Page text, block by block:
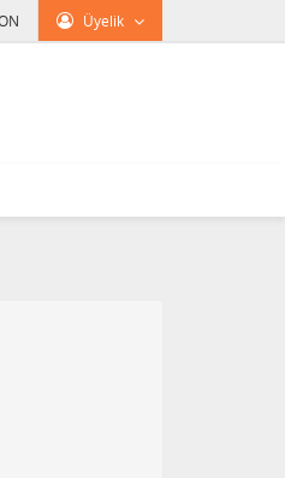
Üyelik